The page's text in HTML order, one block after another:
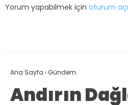
Yorum yapabilmek için oturum
Ana Sayfa ›Gündem
Andırın